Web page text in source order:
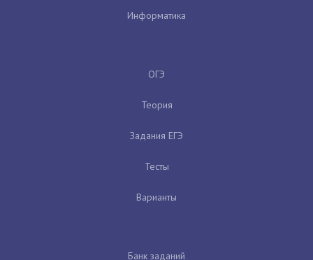
Информатика
ОГЭ
Теория
Задания ЕГЭ
Тесты
Варианты
Банк заданий